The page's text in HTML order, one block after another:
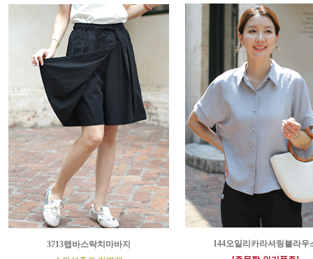
3713랩바스락치마바지
144오일리카라셔링블라우